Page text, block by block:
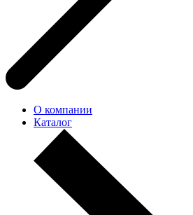
О компании
Каталог